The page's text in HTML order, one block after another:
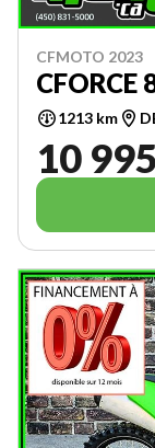
CFMOTO 2023
CFORCE
1213 km
10